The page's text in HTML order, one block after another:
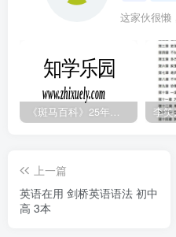
这家伙很懒
《斑马百科》25年最新30科全套高清视频
上一篇
英语在用 剑桥英语语法 初中
高 3本